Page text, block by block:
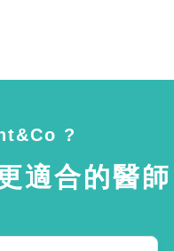
?
適合的醫師